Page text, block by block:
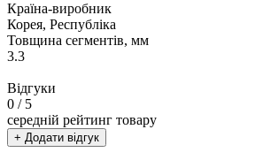
Країна-виробник
Корея, Республіка
Товщина сегментів, мм
3.3
Відгуки
0 / 5
середній рейтинг товару
+ Додати відгук